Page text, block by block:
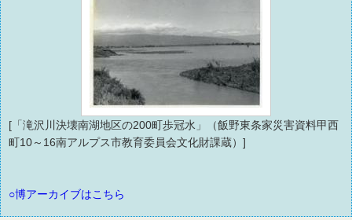
[「滝沢川決壊南湖地区の200町歩冠水」（飯野東条家災害資料甲西
町10～16南アルプス市教育委員会文化財課蔵）]
○博アーカイブはこちら